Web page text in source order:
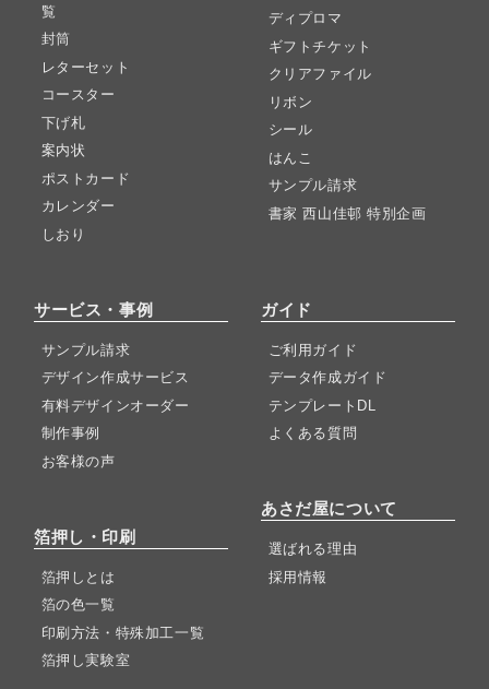
覧
封筒
レターセット
コースター
下げ札
案内状
ポストカード
カレンダー
しおり
ディプロマ
ギフトチケット
クリアファイル
リボン
シール
はんこ
サンプル請求
書家 西山佳邨 特別企画
サービス・事例
サンプル請求
デザイン作成サービス
有料デザインオーダー
制作事例
お客様の声
箔押し・印刷
箔押しとは
箔の色一覧
印刷方法・特殊加工一覧
箔押し実験室
ガイド
ご利用ガイド
データ作成ガイド
テンプレートDL
よくある質問
あさだ屋について
選ばれる理由
採用情報